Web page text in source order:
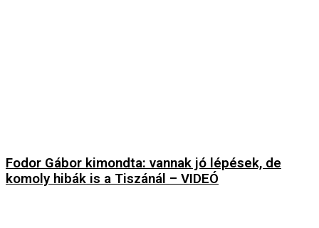
Fodor Gábor kimondta: vannak jó lépések, de
komoly hibák is a Tiszánál – VIDEÓ